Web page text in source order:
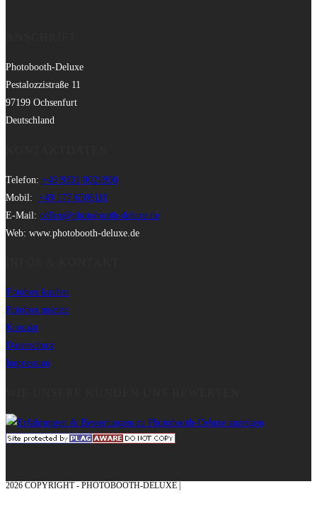
Photobooth-Deluxe
Pestalozzistraße 11
97199 Ochsenfurt
Deutschland
Telefon: +49 9331 8021990
Mobil: +49 177 6506111
E-Mail: office@photobooth-deluxe.de
Web: www.photobooth-deluxe.de
Fotobox kaufen
Fotobox mieten
Kontakt
Datenschutz
Impressum
2026 COPYRIGHT - PHOTOBOOTH-DELUXE |